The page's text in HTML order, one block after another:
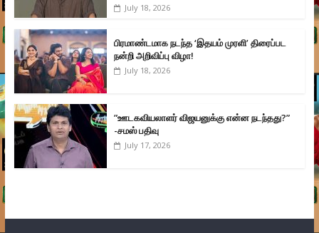
July 18, 2026
பிரமாண்டமாக நடந்த ‘இதயம் முரளி’ திரைப்பட
நன்றி அறிவிப்பு விழா!
July 18, 2026
”ஊடகவியலாளர் விஜயனுக்கு என்ன நடந்தது?”
-சமஸ் பதிவு
July 17, 2026